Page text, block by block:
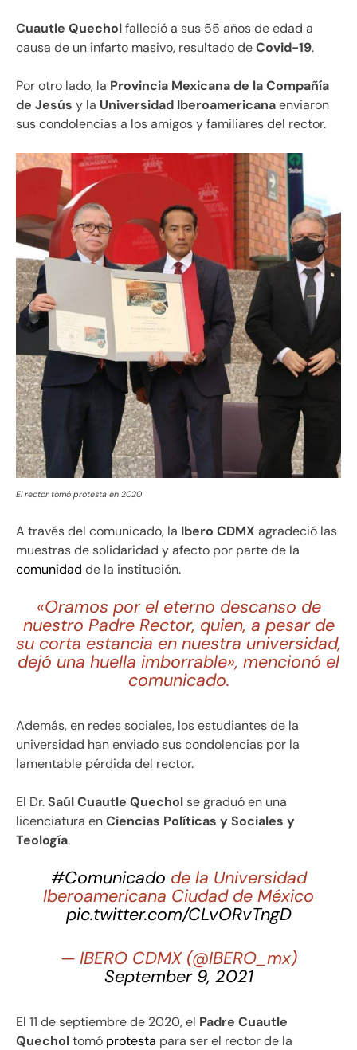
Cuautle Quecholfalleció a sus 55 años de edad a
causa de un infarto masivo, resultado deCovid-19.
Por otro lado, la Provincia Mexicana de la Compañía
de Jesús y la Universidad Iberoamericanaenviaron
sus condolencias a los amigos y familiares del rector.
El rector tomó protesta en 2020
A través del comunicado, la Ibero CDMX agradeció las
muestras de solidaridad y afecto por parte de la
comunidad de la institución.
«Oramos por el eterno descanso de
nuestro Padre Rector, quien, a pesar de
su corta estancia en nuestra universidad,
dejó una huella imborrable», mencionó el
comunicado.
Además, en redes sociales, los estudiantes de la
universidad han enviado sus condolencias por la
lamentable pérdida del rector.
El Dr.Saúl Cuautle Quecholse graduó en una
licenciatura enCiencias Políticas y Sociales y
Teología.
#Comunicado de la Universidad
Iberoamericana Ciudad de México
pic.twitter.com/CLvORvTngD
— IBERO CDMX (@IBERO_mx)
September 9, 2021
El 11 de septiembre de 2020, el Padre Cuautle
Quecholtomó protesta para ser el rector de la